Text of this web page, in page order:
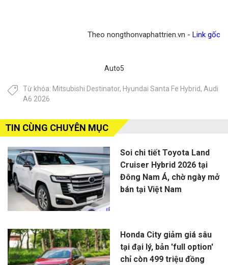
Theo nongthonvaphattrien.vn - Link gốc
Auto5
Từ khóa: Mitsubishi Destinator, Hyundai Santa Fe Hybrid, Audi
A6 2026
TIN CÙNG CHUYÊN MỤC
Soi chi tiết Toyota Land
Cruiser Hybrid 2026 tại
Đông Nam Á, chờ ngày mở
bán tại Việt Nam
Honda City giảm giá sâu
tại đại lý, bản 'full option'
chỉ còn 499 triệu đồng